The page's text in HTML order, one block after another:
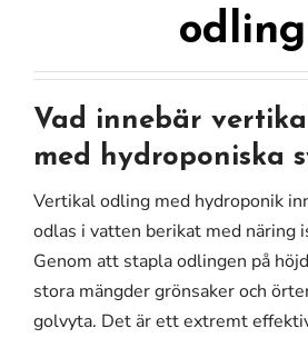
odling
Vad innebär
med hydroponiska
Vertikal odling med hydroponik
odlas i vatten berikat med näring
Genom att stapla odlingen på
stora mängder grönsaker och
golvyta. Det är ett extremt